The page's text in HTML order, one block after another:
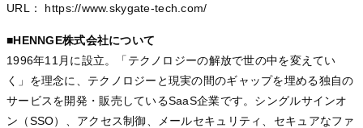
URL： https://www.skygate-tech.com/
■HENNGE株式会社について
1996年11月に設立。「テクノロジーの解放で世の中を変えてい
く」を理念に、テクノロジーと現実の間のギャップを埋める独自の
サービスを開発・販売しているSaaS企業です。シングルサインオ
ン（SSO）、アクセス制御、メールセキュリティ、セキュアなファ